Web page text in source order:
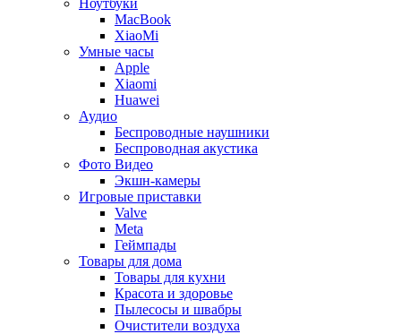
Ноутбуки
MacBook
XiaoMi
Умные часы
Apple
Xiaomi
Huawei
Аудио
Беспроводные наушники
Беспроводная акустика
Фото Видео
Экшн-камеры
Игровые приставки
Valve
Meta
Геймпады
Товары для дома
Товары для кухни
Красота и здоровье
Пылесосы и швабры
Очистители воздуха